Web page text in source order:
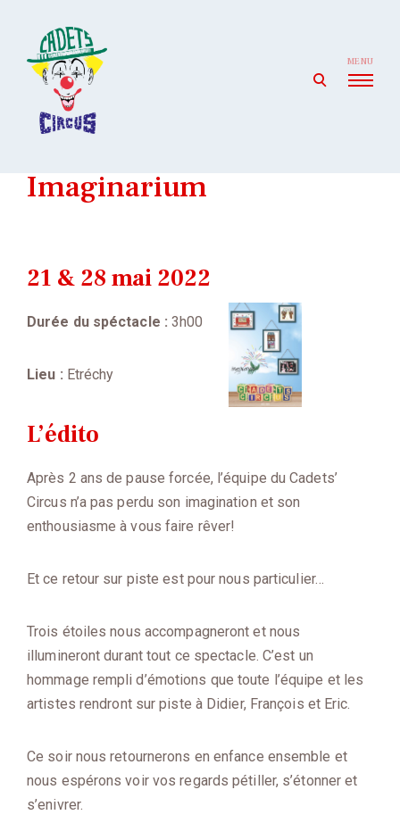
content
open
MENU
Imaginarium
21 & 28 mai 2022
Durée du spéctacle : 3h00
Lieu : Etréchy
L’édito
Après 2 ans de pause forcée, l’équipe du Cadets’
Circus n’a pas perdu son imagination et son
enthousiasme à vous faire rêver!
Et ce retour sur piste est pour nous particulier…
Trois étoiles nous accompagneront et nous
illumineront durant tout ce spectacle. C’est un
hommage rempli d’émotions que toute l’équipe et les
artistes rendront sur piste à Didier, François et Eric.
Ce soir nous retournerons en enfance ensemble et
nous espérons voir vos regards pétiller, s’étonner et
s’enivrer.